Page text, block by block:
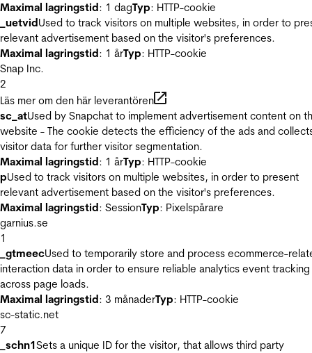
Maximal lagringstid: 1 dagTyp: HTTP-cookie
_uetvidUsed to track visitors on multiple websites, in order to
relevant advertisement based on the visitor's preferences.
Maximal lagringstid: 1 årTyp: HTTP-cookie
Snap Inc.
2
Läs mer om den här leverantören
sc_atUsed by Snapchat to implement advertisement content on
website - The cookie detects the efficiency of the ads and
visitor data for further visitor segmentation.
Maximal lagringstid: 1 årTyp: HTTP-cookie
pUsed to track visitors on multiple websites, in order to present
relevant advertisement based on the visitor's preferences.
Maximal lagringstid: SessionTyp: Pixelspårare
garnius.se
1
_gtmeecUsed to temporarily store and process ecommerce-
interaction data in order to ensure reliable analytics event tracking
across page loads.
Maximal lagringstid: 3 månaderTyp: HTTP-cookie
sc-static.net
7
_schn1Sets a unique ID for the visitor, that allows third party